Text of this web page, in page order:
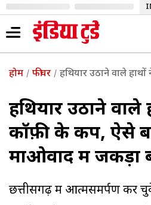
होम फीचर हथियार उठाने वाले हाथों ने थामे
हथियार उठाने वाले
कॉफ़ी के कप, ऐसे
माओवाद में जकड़ा
छत्तीसगढ़ में आत्मसमर्पण कर